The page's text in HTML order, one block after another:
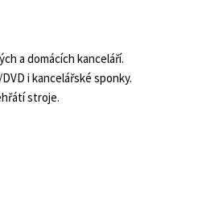
a domácích kanceláří.
i kancelářské sponky.
stroje.